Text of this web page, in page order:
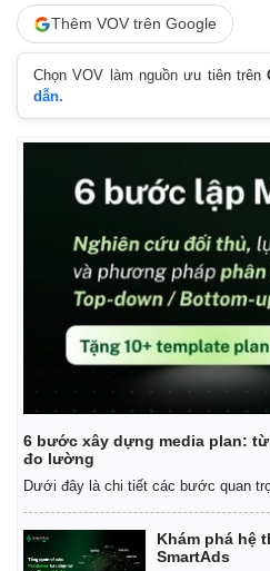
Thêm VOV trên Google
Chọn VOV làm nguồn ưu tiên trên
dẫn.
6 bước xây dựng media plan:
đo lường
Dưới đây là chi tiết các bước quan
Khám phá hệ
SmartAds